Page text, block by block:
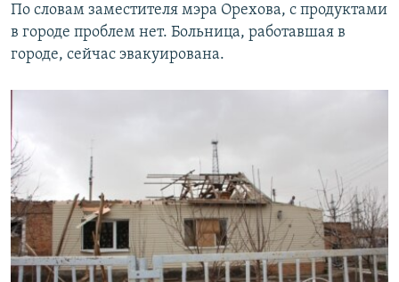
По словам заместителя мэра Орехова, с продуктами
в городе проблем нет. Больница, работавшая в
городе, сейчас эвакуирована.